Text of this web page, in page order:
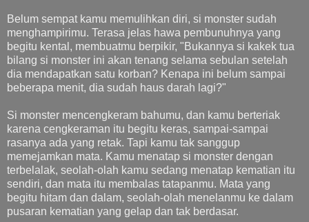
Belum sempat kamu memulihkan diri, si monster sudah
menghampirimu. Terasa jelas hawa pembunuhnya yang
begitu kental, membuatmu berpikir, "Bukannya si kakek tua
bilang si monster ini akan tenang selama sebulan setelah
dia mendapatkan satu korban? Kenapa ini belum sampai
beberapa menit, dia sudah haus darah lagi?"
Si monster mencengkeram bahumu, dan kamu berteriak
karena cengkeraman itu begitu keras, sampai-sampai
rasanya ada yang retak. Tapi kamu tak sanggup
memejamkan mata. Kamu menatap si monster dengan
terbelalak, seolah-olah kamu sedang menatap kematian itu
sendiri, dan mata itu membalas tatapanmu. Mata yang
begitu hitam dan dalam, seolah-olah menelanmu ke dalam
pusaran kematian yang gelap dan tak berdasar.